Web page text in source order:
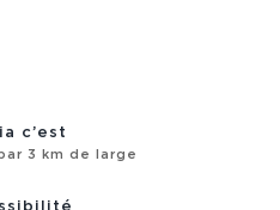
c’est
3 km de large